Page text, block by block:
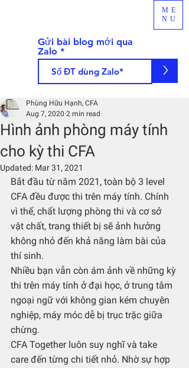
ME
NU
Gửi bài blog mới qua
Zalo
>
Hình ảnh phòng máy tính
cho kỳ thi CFA
Phùng Hữu Hạnh, CFA
Aug 7, 2020 2 min read
Updated: Mar 31, 2021
Bắt đầu từ năm 2021, toàn bộ 3 level
CFA đều được thi trên máy tính. Chính
vì thế, chất lượng phòng thi và cơ sở
vật chất, trang thiết bị sẽ ảnh hưởng
không nhỏ đến khả năng làm bài của
thí sinh.
Nhiều bạn vẫn còn ám ảnh về những kỳ
thi trên máy tính ở đại học, ở trung tâm
ngoại ngữ với không gian kém chuyên
nghiệp, máy móc dễ bị trục trặc giữa
chừng.
CFA Together luôn suy nghĩ và take
care đến từng chi tiết nhỏ. Nhờ sự hợp